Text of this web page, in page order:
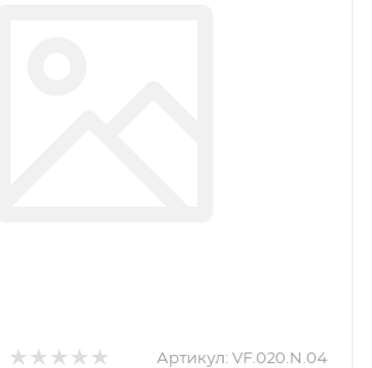
Артикул: VF.020.N.04